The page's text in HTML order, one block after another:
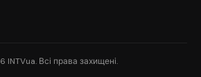
INTVua. Всі права захищені.